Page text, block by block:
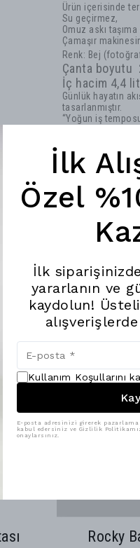
Ürün içerisinde
Su geçirmez,
Omuz askı
Çamaşır
Renk: Bej
Çanta boyutu
İç hacim 4,4
Günlük hayatın
tasarlanmıştır.
“Yoğun iş
Rocky
İlk
Özel
İlk
yararlanın ve
kaydolun!
Kullanım Koşullarını
E-posta adresinizi girerek
kabul edersiniz ve Gizlilik
onaylarsınız.